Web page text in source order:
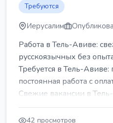
Требуются
Иерусалим
Работа в Тель-Авиве:
русскоязычных без
Требуется в Тель-Авиве:
постоянная работа с
Свежие вакансии в
женщин от хозя...
42 просмотров